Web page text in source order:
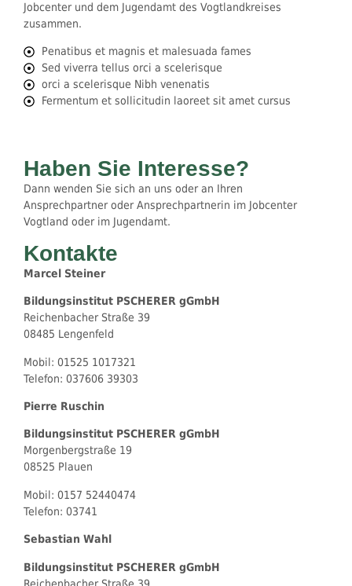
Jobcenter und dem Jugendamt des Vogtlandkreises
zusammen.
Penatibus et magnis et malesuada fames
Sed viverra tellus orci a scelerisque
orci a scelerisque Nibh venenatis
Fermentum et sollicitudin laoreet sit amet cursus
Haben Sie Interesse?
Dann wenden Sie sich an uns oder an Ihren
Ansprechpartner oder Ansprechpartnerin im Jobcenter
Vogtland oder im Jugendamt.
Kontakte
Marcel Steiner
Bildungsinstitut PSCHERER gGmbH
Reichenbacher Straße 39
08485 Lengenfeld
Mobil: 01525 1017321
Telefon: 037606 39303
Pierre Ruschin
Bildungsinstitut PSCHERER gGmbH
Morgenbergstraße 19
08525 Plauen
Mobil: 0157 52440474
Telefon: 03741
Sebastian Wahl
Bildungsinstitut PSCHERER gGmbH
Reichenbacher Straße 39